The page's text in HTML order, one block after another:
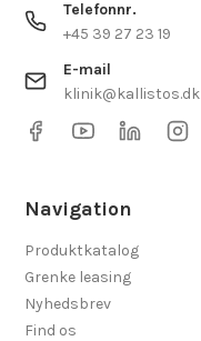
Telefonnr.
+45 39 27 23 19
E-mail
klinik@kallistos.dk
Navigation
Produktkatalog
Grenke leasing
Nyhedsbrev
Find os